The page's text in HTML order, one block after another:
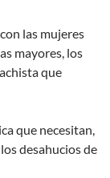
las mujeres
mayores, los
que
que necesitan,
desahucios de